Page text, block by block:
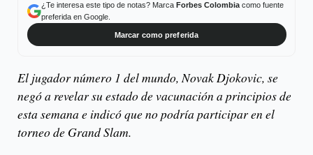
¿Te interesa este tipo de notas? Marca Forbes Colombiacomo fuente
preferida en Google.
Marcar como preferida
El jugador número 1 del mundo, Novak Djokovic, se
negó a revelar su estado de vacunación a principios de
esta semana e indicó que no podría participar en el
torneo de Grand Slam.